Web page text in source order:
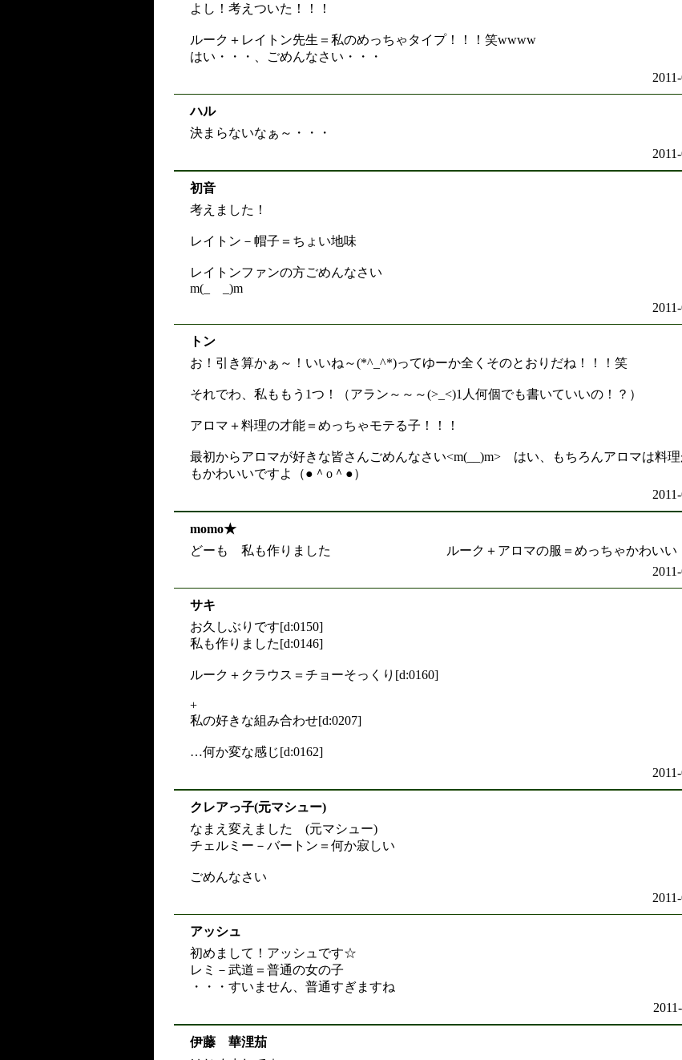
よし！考えついた！！！
ルーク＋レイトン先生＝私のめっちゃタイプ！！！笑wwww
はい・・・、ごめんなさい・・・
ハル
決まらないなぁ～・・・
初音
考えました！
レイトン－帽子＝ちょい地味
レイトンファンの方ごめんなさい
m(_ _)m
トン
お！引き算かぁ～！いいね～(*^_^*)ってゆーか全くそのとおりだね！！！笑
それでわ、私ももう1つ！（アラン～～～(>_<)1人何個でも書いていいの！？）
アロマ＋料理の才能＝めっちゃモテる子！！！
最初からアロマが好きな皆さんごめんなさい<m(__)m> はい、もちろんアロマは料
もかわいいですよ（●＾o＾●）
momo★
どーも 私も作りました ルーク＋アロマの服＝めっちゃかわいい
サキ
お久しぶりです[d:0150]
私も作りました[d:0146]
ルーク＋クラウス＝チョーそっくり[d:0160]
+
私の好きな組み合わせ[d:0207]
…何か変な感じ[d:0162]
クレアっ子(元マシュー)
なまえ変えました (元マシュー)
チェルミー－バートン＝何か寂しい
ごめんなさい
アッシュ
初めまして！アッシュです☆
レミ－武道＝普通の女の子
・・・すいません、普通すぎますね
伊藤 華浬茄